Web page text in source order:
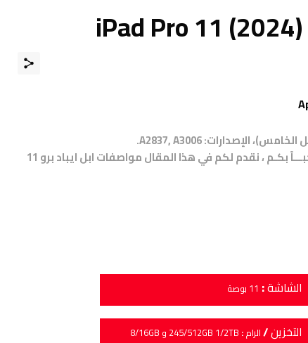
متــــابعي موقـع عــــالم الهــواتف الذكيـــة مرْحبـــاً بكـم ، نقدم لكم في هذا المقال مواصفات ابل ايباد برو 11
الشاشة: 11 بوصة
التخزين/الرام: 245/512GB 1/2TB و 8/16GB